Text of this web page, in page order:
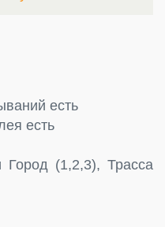
есть
есть
Город (1,2,3), Трасса